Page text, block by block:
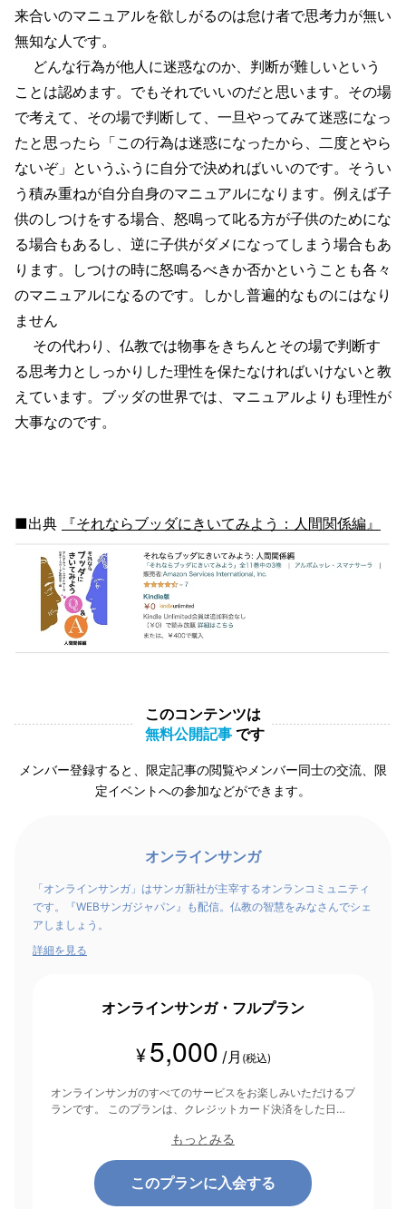
来合いのマニュアルを欲しがるのは怠け者で思考力が無い
無知な人です。
どんな行為が他人に迷惑なのか、判断が難しいという
ことは認めます。でもそれでいいのだと思います。その場
で考えて、その場で判断して、一旦やってみて迷惑になっ
たと思ったら「この行為は迷惑になったから、二度とやら
ないぞ」というふうに自分で決めればいいのです。そうい
う積み重ねが自分自身のマニュアルになります。例えば子
供のしつけをする場合、怒鳴って叱る方が子供のためにな
る場合もあるし、逆に子供がダメになってしまう場合もあ
ります。しつけの時に怒鳴るべきか否かということも各々
のマニュアルになるのです。しかし普遍的なものにはなり
ません
その代わり、仏教では物事をきちんとその場で判断す
る思考力としっかりした理性を保たなければいけないと教
えています。ブッダの世界では、マニュアルよりも理性が
大事なのです。
■出典 『それならブッダにきいてみよう：人間関係編』
このコンテンツは
無料公開記事 です
メンバー登録すると、限定記事の閲覧やメンバー同士の交流、限
定イベントへの参加などができます。
オンラインサンガ
「オンラインサンガ」はサンガ新社が主宰するオンランコミュニティ
です。『WEBサンガジャパン』も配信。仏教の智慧をみなさんでシェ
アしましょう。
詳細を見る
オンラインサンガ・フルプラン
¥ 5,000 /月 (税込)
オンラインサンガのすべてのサービスをお楽しみいただけるプ
ランです。 このプランは、クレジットカード決済をした日を
もっとみる
このプランに入会する